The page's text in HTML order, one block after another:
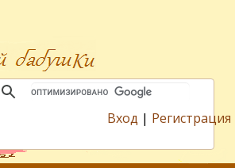
Вход | Регистрация